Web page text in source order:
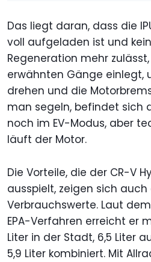
Das liegt daran, dass die
voll aufgeladen ist und
Regeneration mehr
erwähnten Gänge einlegt,
drehen und die
man segeln, befindet sich
noch im EV-Modus, aber
läuft der Motor.
Die Vorteile, die der CR-V
ausspielt, zeigen sich
Verbrauchswerte. Laut
EPA-Verfahren erreicht er
Liter in der Stadt, 6,5 Liter
5,9 Liter kombiniert. Mit